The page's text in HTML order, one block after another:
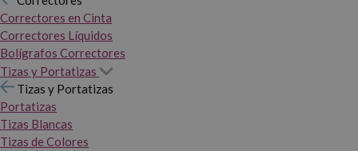
Correctores en Cinta
Correctores Líquidos
Bolígrafos Correctores
Tizas y Portatizas
Tizas y Portatizas
Portatizas
Tizas Blancas
Tizas de Colores